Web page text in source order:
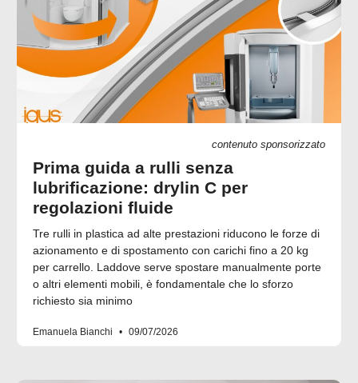
contenuto sponsorizzato
Prima guida a rulli senza
lubrificazione: drylin C per
regolazioni fluide
Tre rulli in plastica ad alte prestazioni riducono le forze di
azionamento e di spostamento con carichi fino a 20 kg
per carrello. Laddove serve spostare manualmente porte
o altri elementi mobili, è fondamentale che lo sforzo
richiesto sia minimo
Emanuela Bianchi 09/07/2026